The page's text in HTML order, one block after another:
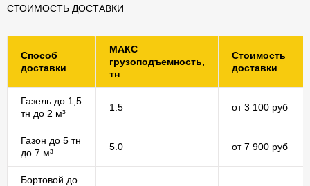
СТОИМОСТЬ ДОСТАВКИ
Способ
доставки
МАКС
грузоподъемность,
тн
Стоимость
доставки
Газель до 1,5
тн до 2 м³
1.5 от 3 100 руб
Газон до 5 тн
до 7 м³
5.0 от 7 900 руб
Бортовой до